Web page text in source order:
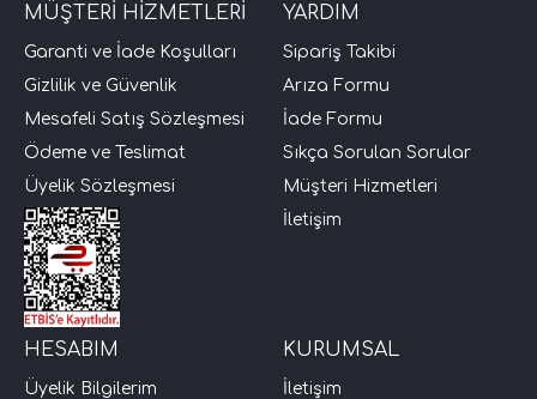
MÜŞTERİ HİZMETLERİ
Garanti ve İade Koşulları
Gizlilik ve Güvenlik
Mesafeli Satış Sözleşmesi
Ödeme ve Teslimat
Üyelik Sözleşmesi
YARDIM
Sipariş Takibi
Arıza Formu
İade Formu
Sıkça Sorulan Sorular
Müşteri Hizmetleri
İletişim
HESABIM
Üyelik Bilgilerim
KURUMSAL
İletişim